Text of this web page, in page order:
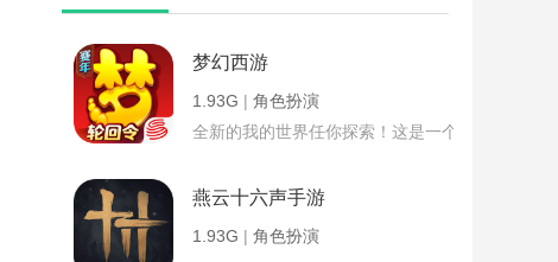
梦幻西游
1.93G | 角色扮演
全新的我的世界任你探索！这是一个小提示字段。
燕云十六声手游
1.93G | 角色扮演